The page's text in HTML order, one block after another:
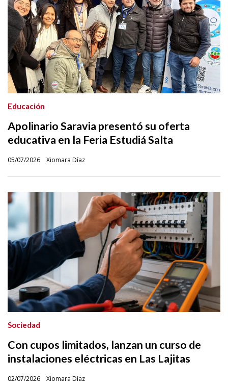
Apolinario Saravia presentó su oferta
educativa en la Feria Estudiá Salta
Xiomara Díaz
Educación
05/07/2026
Con cupos limitados, lanzan un curso de
instalaciones eléctricas en Las Lajitas
Xiomara Díaz
Sociedad
02/07/2026